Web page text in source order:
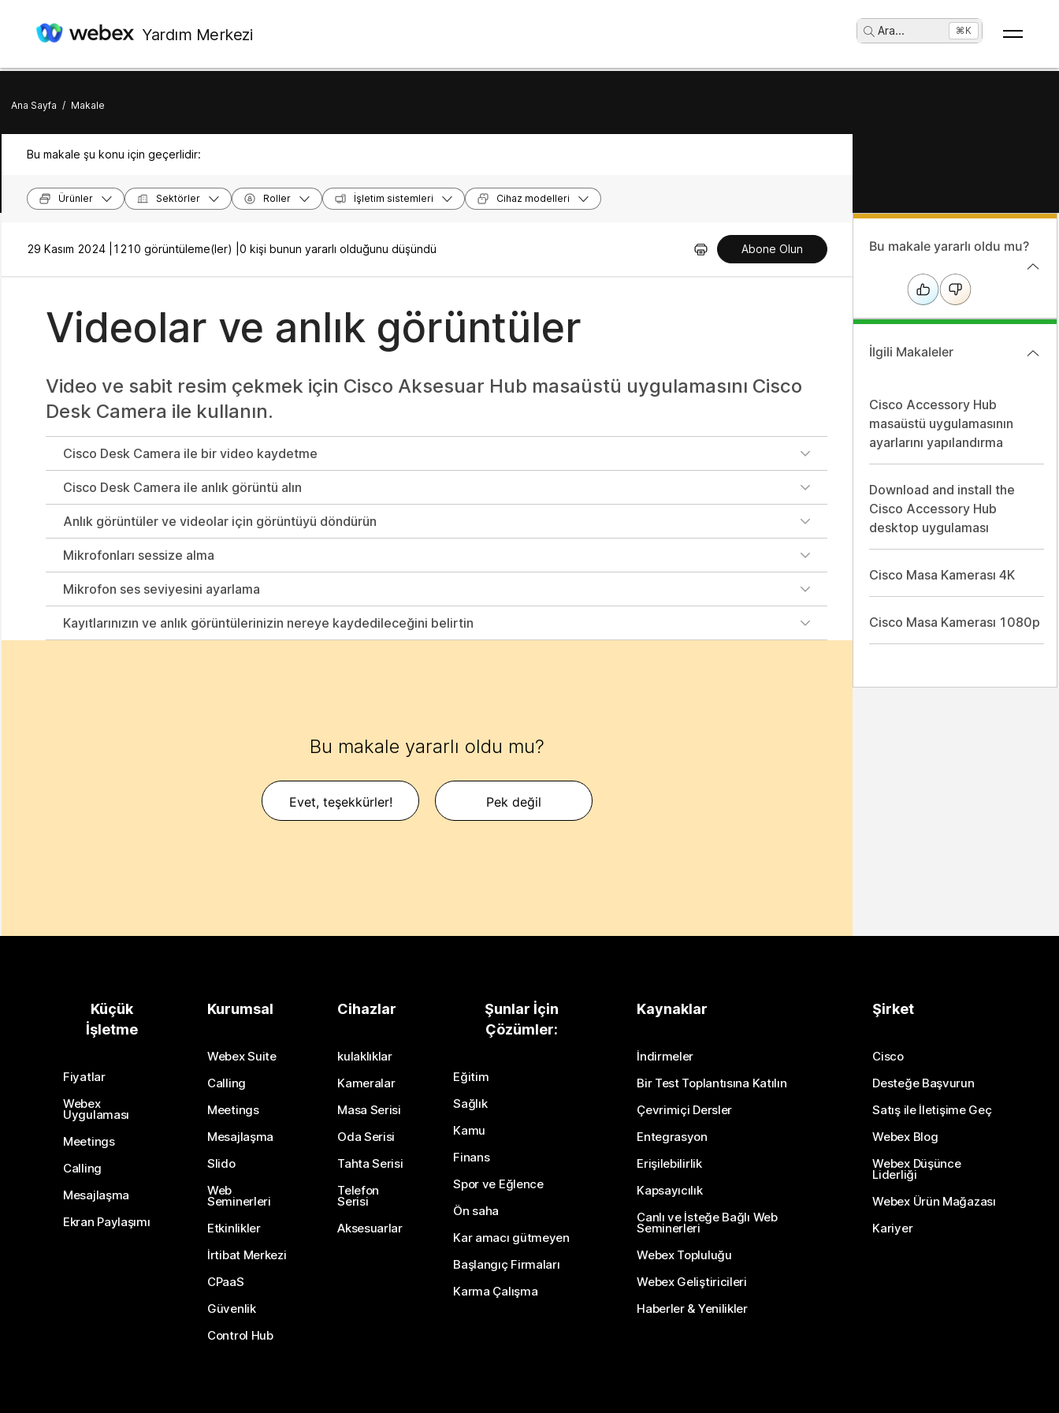
Yardım Merkezi Ara... ⌘K
Ana Sayfa / Makale
Bu makale şu konu için geçerlidir:
Ürünler Sektörler Roller İşletim sistemleri Cihaz modelleri
29 Kasım 2024 | 1210 görüntüleme(ler) | 0 kişi bunun yararlı olduğunu düşündü Abone Olun
Videolar ve anlık görüntüler
Video ve sabit resim çekmek için Cisco Aksesuar Hub masaüstü uygulamasını Cisco
Desk Camera ile kullanın.
Cisco Desk Camera ile bir video kaydetme
Cisco Desk Camera ile anlık görüntü alın
Anlık görüntüler ve videolar için görüntüyü döndürün
Mikrofonları sessize alma
Mikrofon ses seviyesini ayarlama
Kayıtlarınızın ve anlık görüntülerinizin nereye kaydedileceğini belirtin
Bu makale yararlı oldu mu?
Evet, teşekkürler! Pek değil
Bu makale yararlı oldu mu?
İlgili Makaleler
Cisco Accessory Hub
masaüstü uygulamasının
ayarlarını yapılandırma
Download and install the
Cisco Accessory Hub
desktop uygulaması
Cisco Masa Kamerası 4K
Cisco Masa Kamerası 1080p
Küçük
İşletme
Fiyatlar
Webex
Uygulaması
Meetings
Calling
Mesajlaşma
Ekran Paylaşımı
Kurumsal
Webex Suite
Calling
Meetings
Mesajlaşma
Slido
Web
Seminerleri
Etkinlikler
İrtibat Merkezi
CPaaS
Güvenlik
Control Hub
Cihazlar
kulaklıklar
Kameralar
Masa Serisi
Oda Serisi
Tahta Serisi
Telefon
Serisi
Aksesuarlar
Şunlar İçin
Çözümler:
Eğitim
Sağlık
Kamu
Finans
Spor ve Eğlence
Ön saha
Kar amacı gütmeyen
Başlangıç Firmaları
Karma Çalışma
Kaynaklar
İndirmeler
Bir Test Toplantısına Katılın
Çevrimiçi Dersler
Entegrasyon
Erişilebilirlik
Kapsayıcılık
Canlı ve İsteğe Bağlı Web
Seminerleri
Webex Topluluğu
Webex Geliştiricileri
Haberler & Yenilikler
Şirket
Cisco
Desteğe Başvurun
Satış ile İletişime Geç
Webex Blog
Webex Düşünce
Liderliği
Webex Ürün Mağazası
Kariyer